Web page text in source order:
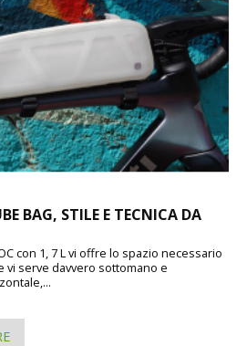
BAG, STILE E TECNICA DA
con 1, 7 L vi offre lo spazio necessario
serve davvero sottomano e